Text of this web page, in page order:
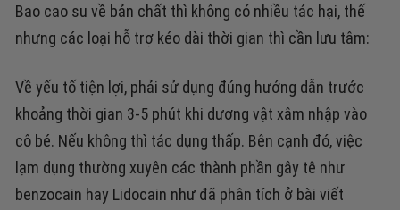
Bao cao su về bản chất thì không có nhiều tác hại, thế
nhưng các loại hỗ trợ kéo dài thời gian thì cần lưu tâm:
Về yếu tố tiện lợi, phải sử dụng đúng hướng dẫn trước
khoảng thời gian 3-5 phút khi dương vật xâm nhập vào
cô bé. Nếu không thì tác dụng thấp. Bên cạnh đó, việc
lạm dụng thường xuyên các thành phần gây tê như
benzocain hay Lidocain như đã phân tích ở bài viết